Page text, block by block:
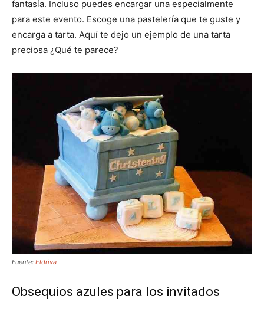
fantasía. Incluso puedes encargar una especialmente
para este evento. Escoge una pastelería que te guste y
encarga a tarta. Aquí te dejo un ejemplo de una tarta
preciosa ¿Qué te parece?
Fuente: Eldriva
Obsequios azules para los invitados